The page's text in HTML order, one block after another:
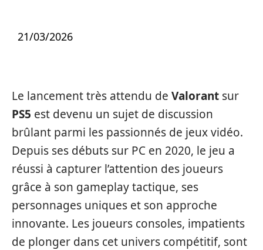
21/03/2026
Le lancement très attendu de Valorant sur
PS5 est devenu un sujet de discussion
brûlant parmi les passionnés de jeux vidéo.
Depuis ses débuts sur PC en 2020, le jeu a
réussi à capturer l’attention des joueurs
grâce à son gameplay tactique, ses
personnages uniques et son approche
innovante. Les joueurs consoles, impatients
de plonger dans cet univers compétitif, sont